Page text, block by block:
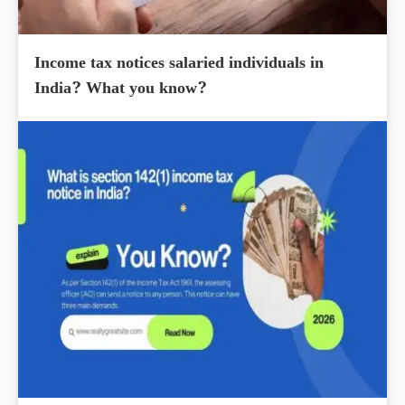
Income tax notices salaried individuals in
India? What you know?